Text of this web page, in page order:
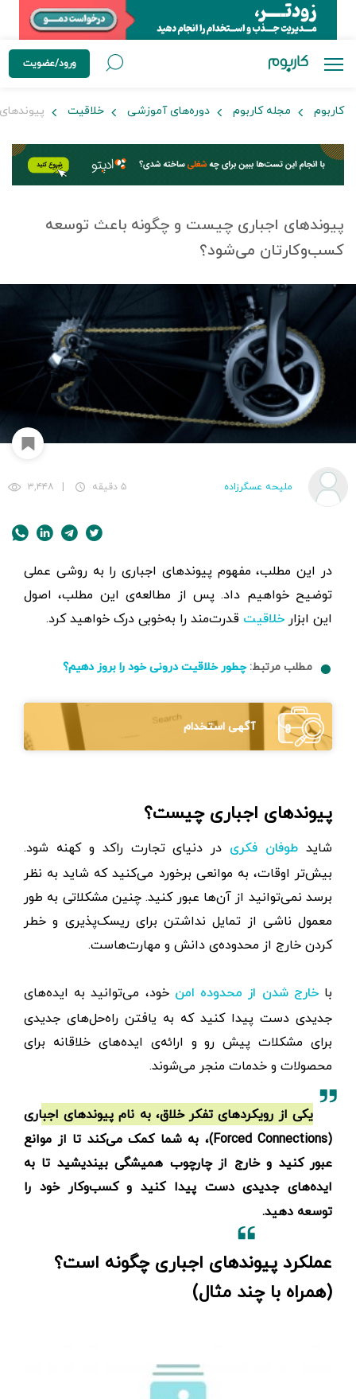
ورود/عضویت
کاربوم مجله کاربوم دوره‌های آموزشی خلاقیت
پیوندهای اجباری چیست و چگونه باعث توسعه
کسب‌وکارتان می‌شود؟
ملیحه عسگرزاده ۵ دقیقه ۳,۴۴۸
در این مطلب، مفهوم پیوندهای اجباری را به روشی عملی
توضیح خواهیم داد. پس از مطالعه‌ی این مطلب، اصول
این ابزار خلاقیت قدرت‌مند را به‌خوبی درک خواهید کرد.
مطلب مرتبط:چطور خلاقیت درونی خود را بروز دهیم؟
آگهی استخدام
پیوندهای اجباری چیست؟
شاید طوفان فکری در دنیای تجارت راکد و کهنه شود.
بیش‌تر اوقات، به موانعی برخورد می‌کنید که شاید به نظر
برسد نمی‌توانید از آن‌ها عبور کنید. چنین مشکلاتی به طور
معمول ناشی از تمایل نداشتن برای ریسک‌پذیری و خطر
کردن خارج از محدوده‌ی دانش و مهارت‌هاست.
باخارج شدن از محدوده امن خود، می‌توانید به ایده‌های
جدیدی دست پیدا کنید که به یافتن راه‌حل‌های جدیدی
برای مشکلات پیش‌ رو و ارائه‌ی ایده‌های خلاقانه برای
محصولات و خدمات منجر می‌شوند.
یکی از رویکردهای تفکر خلاق، به نام پیوندهای اجباری
(Forced Connections)، به شما کمک می‌کند تا از موانع
عبور کنید و خارج از چارچوب همیشگی بیندیشید تا به
ایده‌های جدیدی دست پیدا کنید و کسب‌وکار خود را
توسعه دهید.
عملکرد پیوندهای اجباری چگونه است؟
(همراه با چند مثال)